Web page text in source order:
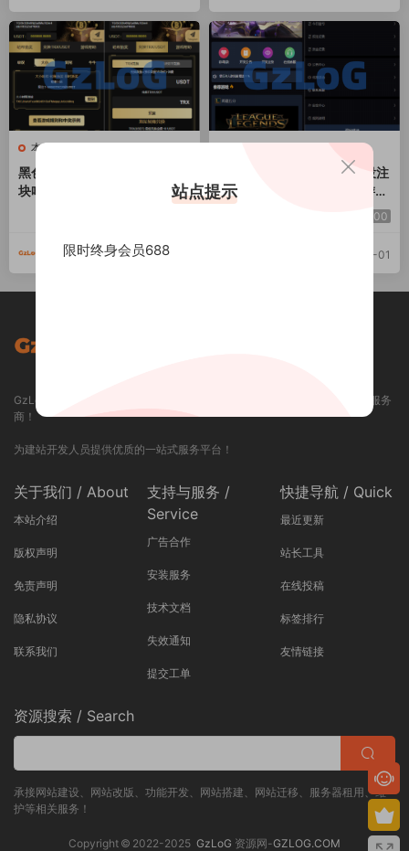
本站精品
黑色UI哈希竞猜源码/区块链区
块哈希竞彩/前端VUE
GzLoG 2024-11-01
电竞赛事盘系统/电竞赛事投注
竞猜源码/LOL/王者/Dota游戏
下注
2000
2024-11-01
GzLoG 资源网 / GZLOG.COM - 专业提供各类精品资源下载和定制开发的服务
商！
为建站开发人员提供优质的一站式服务平台！
关于我们 / About
本站介绍
版权声明
免责声明
隐私协议
联系我们
支持与服务 /
Service
广告合作
安装服务
技术文档
失效通知
提交工单
快捷导航 / Quick
最近更新
站长工具
在线投稿
标签排行
友情链接
资源搜索 / Search
承接网站建设、网站改版、功能开发、网站搭建、网站迁移、服务器租用、维
护等相关服务！
Copyright © 2022-2025 GzLoG 资源网-GZLOG.COM
站点提示
限时终身会员688